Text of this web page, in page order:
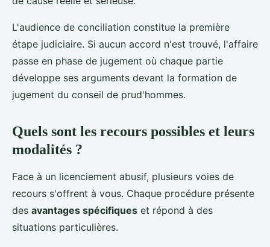
L'audience de conciliation constitue la première
étape judiciaire. Si aucun accord n'est trouvé, l'affaire
passe en phase de jugement où chaque partie
développe ses arguments devant la formation de
jugement du conseil de prud'hommes.
Quels sont les recours possibles et leurs
modalités ?
Face à un licenciement abusif, plusieurs voies de
recours s'offrent à vous. Chaque procédure présente
des avantages spécifiques et répond à des
situations particulières.